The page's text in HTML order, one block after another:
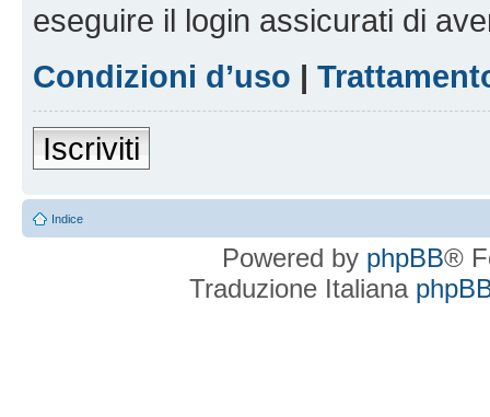
eseguire il login assicurati di
Condizioni d’uso |
Iscriviti
Indice
Powered by phpBB®
Traduzione Italiana